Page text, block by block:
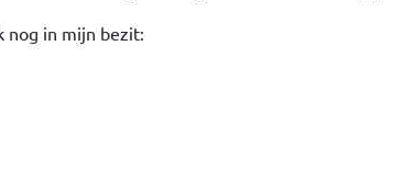
nog in mijn bezit: